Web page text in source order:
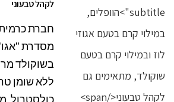
לקהל טבעוני
חברת
מסדרת
בשוקולד
ללא שומן
כולסטרול,